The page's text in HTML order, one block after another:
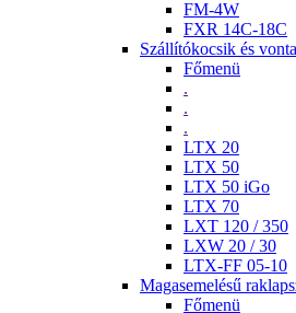
FM-4W
FXR 14C-18C
Szállítókocsik és
Főmenü
.
.
.
LTX 20
LTX 50
LTX 50 iGo
LTX 70
LXT 120 / 350
LXW 20 / 30
LTX-FF 05-10
Magasemelésű
Főmenü